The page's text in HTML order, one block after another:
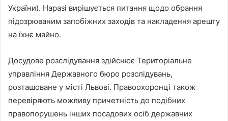
України). Наразі вирішується питання щодо обрання
підозрюваним запобіжних заходів та накладення арешту
на їхнє майно.
Досудове розслідування здійснює Територіальне
управління Державного бюро розслідувань,
розташоване у місті Львові. Правоохоронці також
перевіряють можливу причетність до подібних
правопорушень інших посадових осіб державних